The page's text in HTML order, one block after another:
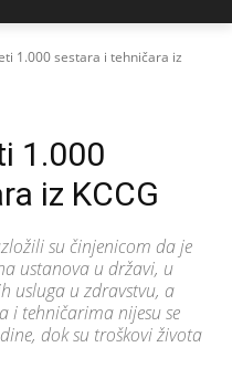
1.000 sestara i tehničara iz
1.000
iz KCCG
su činjenicom da je
ustanova u državi, u
usluga u zdravstvu, a
i tehničarima nijesu se
dok su troškovi života